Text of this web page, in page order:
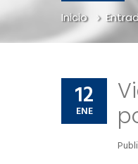
Inicio
12
ENE